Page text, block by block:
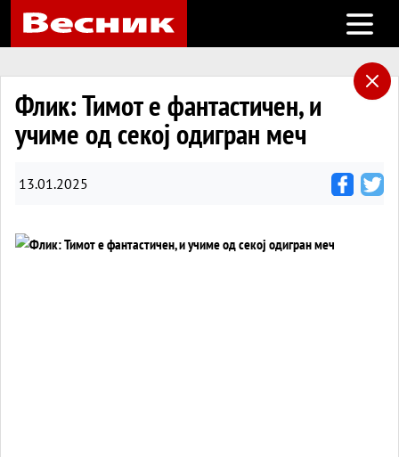
Open
Флик: Тимот е фантастичен, и
учиме од секој одигран меч
13.01.2025